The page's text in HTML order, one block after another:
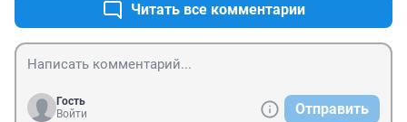
Читать все комментарии
Гость
Войти
Отправить